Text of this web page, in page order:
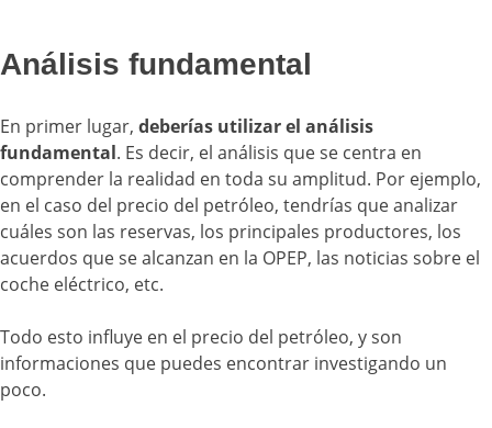
Análisis fundamental
En primer lugar, deberías utilizar el análisis
fundamental. Es decir, el análisis que se centra en
comprender la realidad en toda su amplitud. Por ejemplo,
en el caso del precio del petróleo, tendrías que analizar
cuáles son las reservas, los principales productores, los
acuerdos que se alcanzan en la OPEP, las noticias sobre el
coche eléctrico, etc.
Todo esto influye en el precio del petróleo, y son
informaciones que puedes encontrar investigando un
poco.